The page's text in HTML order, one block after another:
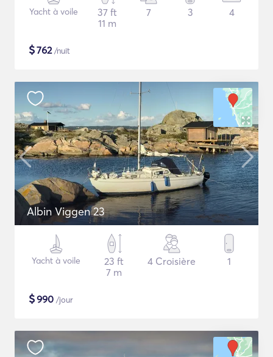
Yacht à voile
37 ft
11 m
7 3 4
$762/nuit
Albin Viggen 23
Yacht à voile
23 ft
7 m
4 Croisière 1
$990 /jour